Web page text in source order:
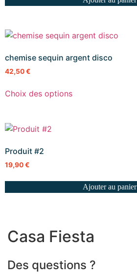
chemise sequin argent disco
42,50€
Choix des options
Produit #2
19,90€
Ajouter au panier
Casa Fiesta
Des questions ?